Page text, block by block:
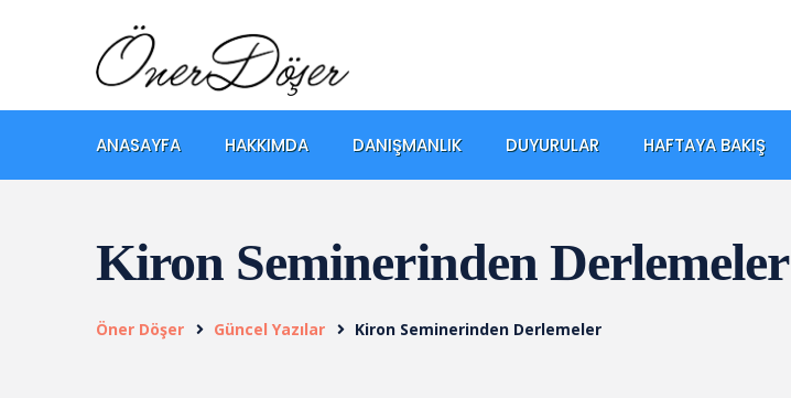
ANASAYFA HAKKIMDA DANIŞMANLIK DUYURULAR HAFTAYA BAKIŞ
Kiron Seminerinden Derlemeler
Öner Döşer Güncel Yazılar Kiron Seminerinden Derlemeler